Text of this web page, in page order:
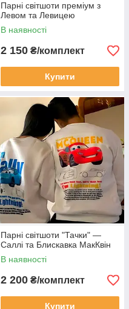
Парні світшоти преміум з
Левом та Левицею
В наявності
2 150 ₴/комплект
Купити
Парні світшоти "Тачки" —
Саллі та Блискавка МакКвін
В наявності
2 200 ₴/комплект
Купити